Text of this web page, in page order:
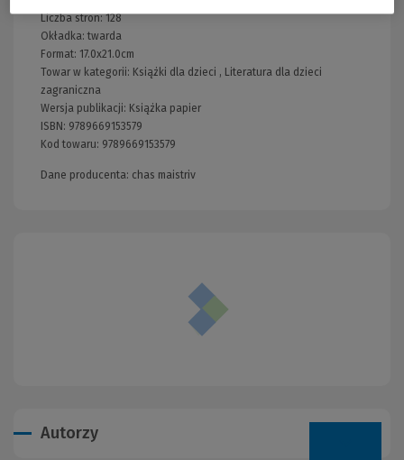
Liczba stron:128
Okładka:twarda
Format: 17.0x21.0cm
Towar w kategorii: Książki dla dzieci , Literatura dla dzieci
zagraniczna
Wersja publikacji: Książka papier
ISBN: 9789669153579
Kod towaru: 9789669153579
Dane producenta: chas maistriv
Autorzy